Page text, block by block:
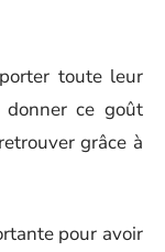
toute leur
ce goût
grâce à
pour avoir